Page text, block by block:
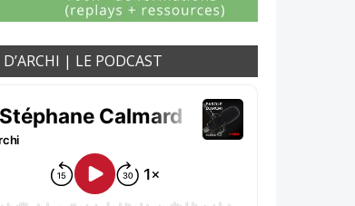
D’ARCHI | LE PODCAST